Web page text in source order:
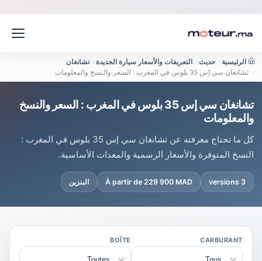
الرئيسية › حديث › التعريفات والأسعار سيارة الجديدة › تشانغان
› تشانغان سي إس 35 بلوس في المغرب : السعر والنسخ والمعلومات
تشانغان سي إس 35 بلوس في المغرب : السعر والنسخ
والمعلومات
كل ما تحتاج معرفته عن تشانغان سي إس 35 بلوس في المغرب :
النسخ المتوفرة والأسعار الرسمية والمعدات الأساسية.
3 versions
À partir de 229 900 MAD البنزين
CARBURANT
BOÎTE